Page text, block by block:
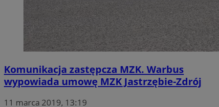
Komunikacja zastępcza MZK. Warbus
wypowiada umowę MZK Jastrzębie-Zdrój
11 marca 2019, 13:19